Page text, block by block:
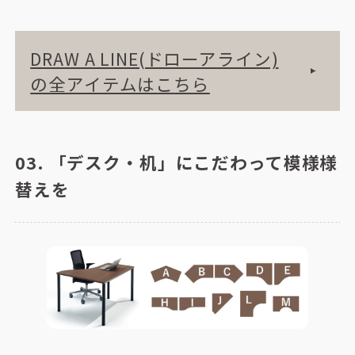
DRAW A LINE(ドローアライン)
の全アイテムはこちら
03. 「デスク・机」にこだわって模様様
替えを